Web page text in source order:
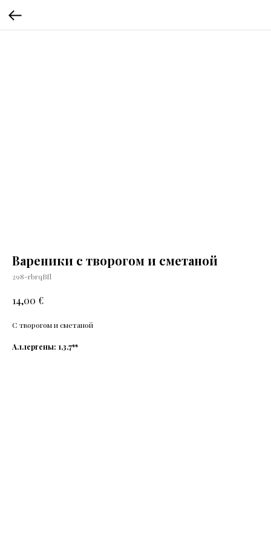
Вареники с творогом и сметаной
298-rbrqBfl
14,00 €
С творогом и сметаной
Аллергены: 1,3,7**